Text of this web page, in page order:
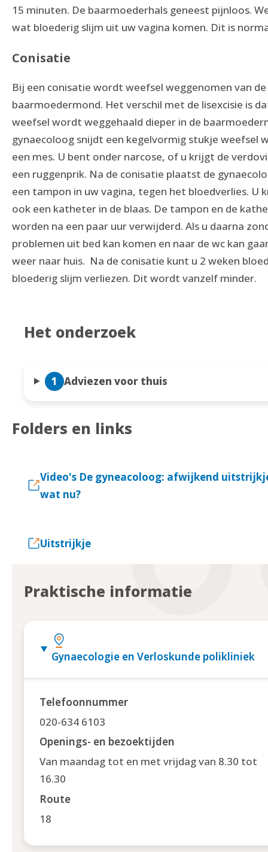
15 minuten. De baarmoederhals geneest pijnloos.
wat bloederig slijm uit uw vagina komen. Dit is
Conisatie
Bij een conisatie wordt weefsel weggenomen van de
baarmoedermond. Het verschil met de lisexcisie is
weefsel wordt weggehaald dieper in de
gynaecoloog snijdt een kegelvormig stukje weefsel
een mes. U bent onder narcose, of u krijgt de
een ruggenprik. Na de conisatie plaatst de
een tampon in uw vagina, tegen het bloedverlies. U
ook een katheter in de blaas. De tampon en de
worden na een paar uur verwijderd. Als u daarna
problemen uit bed kan komen en naar de wc kan
weer naar huis. Na de conisatie kunt u 2 weken
bloederig slijm verliezen. Dit wordt vanzelf minder.
Het onderzoek
1 Adviezen voor thuis
Folders en links
Video's De gyneacoloog: afwijkend
wat nu?
Uitstrijkje
Praktische informatie
Gynaecologie en Verloskunde polikliniek
Telefoonnummer
020-634 6103
Openings- en bezoektijden
Van maandag tot en met vrijdag van 8.30 tot
16.30
Route
18